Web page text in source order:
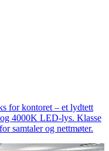
for kontoret – et lydtett
4000K LED-lys. Klasse
samtaler og nettmøter.